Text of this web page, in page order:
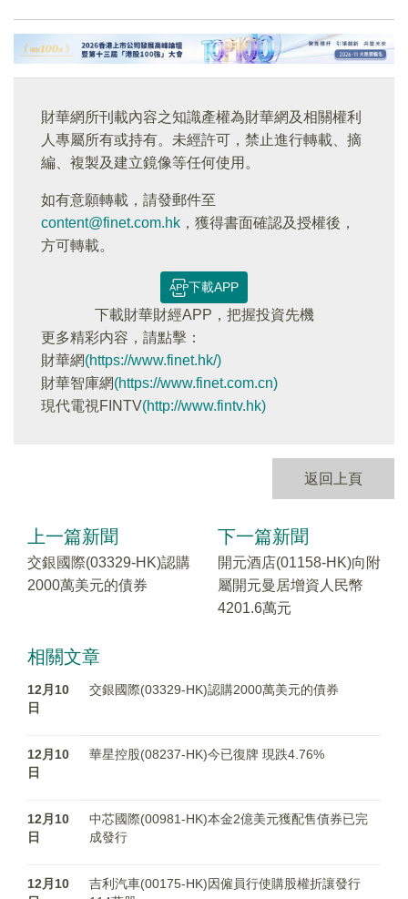
財華網所刊載內容之知識產權為財華網及相關權利
人專屬所有或持有。未經許可，禁止進行轉載、摘
編、複製及建立鏡像等任何使用。
如有意願轉載，請發郵件至
content@finet.com.hk ，獲得書面確認及授權後，
方可轉載。
下載APP
下載財華財經APP，把握投資先機
更多精彩内容，請點擊：
財華網(https://www.finet.hk/)
財華智庫網(https://www.finet.com.cn)
現代電視FINTV(http://www.fintv.hk)
返回上頁
上一篇新聞
交銀國際(03329-HK)認購
2000萬美元的債券
下一篇新聞
開元酒店(01158-HK)向附
屬開元曼居增資人民幣
4201.6萬元
相關文章
12月10
日
交銀國際(03329-HK)認購2000萬美元的債券
12月10
日
華星控股(08237-HK)今已復牌 現跌4.76%
12月10
日
中芯國際(00981-HK)本金2億美元獲配售債券已完
成發行
12月10
吉利汽車(00175-HK)因僱員行使購股權折讓發行